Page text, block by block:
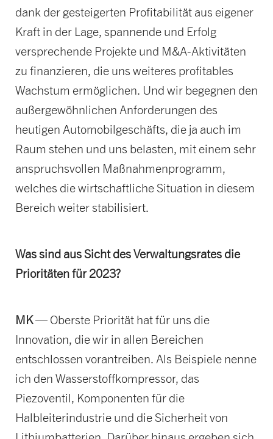
dank der gesteigerten Profitabilität aus eigener
Kraft in der Lage, spannende und Erfolg
versprechende Projekte und M&A-Aktivitäten
zu finanzieren, die uns weiteres profitables
Wachstum ermöglichen. Und wir begegnen den
außergewöhnlichen Anforderungen des
heutigen Automobilgeschäfts, die ja auch im
Raum stehen und uns belasten, mit einem sehr
anspruchsvollen Maßnahmenprogramm,
welches die wirtschaftliche Situation in diesem
Bereich weiter stabilisiert.
Was sind aus Sicht des Verwaltungsrates die
Prioritäten für 2023?
MK— Oberste Priorität hat für uns die
Innovation, die wir in allen Bereichen
entschlossen vorantreiben. Als Beispiele nenne
ich den Wasserstoffkompressor, das
Piezoventil, Komponenten für die
Halbleiterindustrie und die Sicherheit von